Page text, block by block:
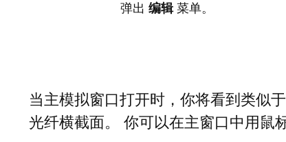
弹出 编辑菜单。
当主模拟窗口打开时，你将看到类似于
光纤横截面。 你可以在主窗口中用鼠